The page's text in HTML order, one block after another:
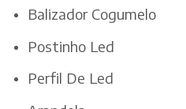
Balizador Cogumelo
Postinho Led
Perfil De Led